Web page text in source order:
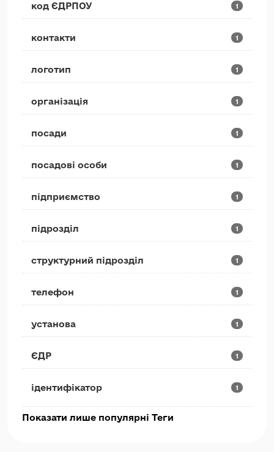
код ЄДРПОУ 1
контакти 1
логотип 1
організація 1
посади 1
посадові особи 1
підприємство 1
підрозділ 1
структурний підрозділ 1
телефон 1
установа 1
ЄДР 1
ідентифікатор 1
Показати лише популярні Теги